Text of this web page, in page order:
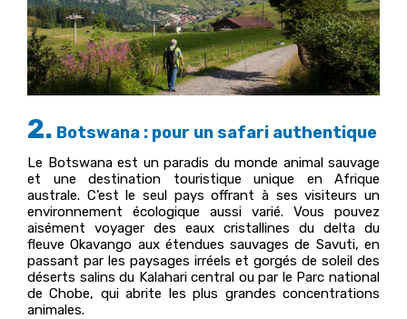
2. Botswana : pour un safari authentique
Le Botswana est un paradis du monde animal sauvage
et une destination touristique unique en Afrique
australe. C’est le seul pays offrant à ses visiteurs un
environnement écologique aussi varié. Vous pouvez
aisément voyager des eaux cristallines du delta du
fleuve Okavango aux étendues sauvages de Savuti, en
passant par les paysages irréels et gorgés de soleil des
déserts salins du Kalahari central ou par le Parc national
de Chobe, qui abrite les plus grandes concentrations
animales.